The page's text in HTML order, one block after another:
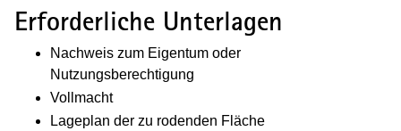
Erforderliche Unterlagen
Nachweis zum Eigentum oder
Nutzungsberechtigung
Vollmacht
Lageplan der zu rodenden Fläche